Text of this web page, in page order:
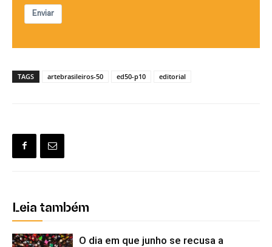
Enviar
TAGS artebrasileiros-50 ed50-p10 editorial
Leia também
O dia em que junho se recusa a